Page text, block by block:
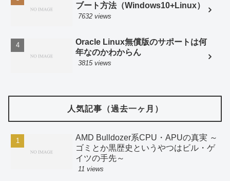
ブート方法（Windows10+Linux）
7632 views
Oracle Linux無償版のサポートは何
年なのかわからん
3815 views
人気記事（過去一ヶ月）
AMD Bulldozer系CPU・APUの真実 ～
ゴミとか黒歴史というやつはビル・ゲ
イツの手先～
11 views